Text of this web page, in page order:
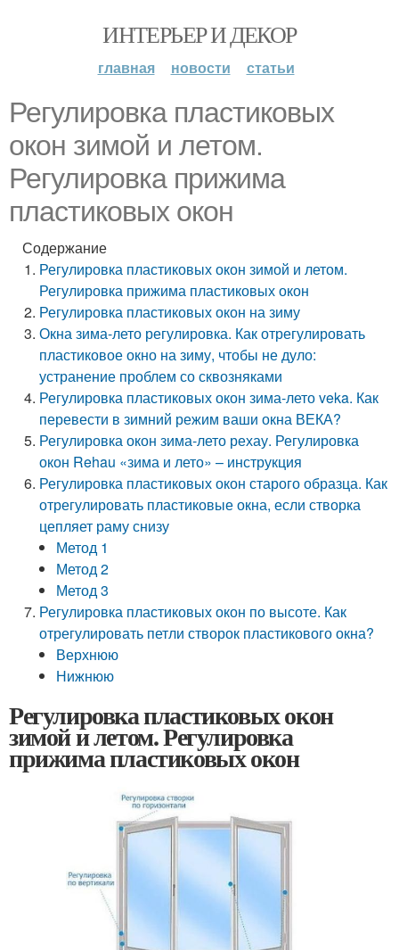
ИНТЕРЬЕР И ДЕКОР
главная новости статьи
Регулировка пластиковых
окон зимой и летом.
Регулировка прижима
пластиковых окон
Содержание
Регулировка пластиковых окон зимой и летом.
Регулировка прижима пластиковых окон
Регулировка пластиковых окон на зиму
Окна зима-лето регулировка. Как отрегулировать
пластиковое окно на зиму, чтобы не дуло:
устранение проблем со сквозняками
Регулировка пластиковых окон зима-лето veka. Как
перевести в зимний режим ваши окна ВЕКА?
Регулировка окон зима-лето рехау. Регулировка
окон Rehau «зима и лето» – инструкция
Регулировка пластиковых окон старого образца. Как
отрегулировать пластиковые окна, если створка
цепляет раму снизу
Метод 1
Метод 2
Метод 3
Регулировка пластиковых окон по высоте. Как
отрегулировать петли створок пластикового окна?
Верхнюю
Нижнюю
Регулировка пластиковых окон
зимой и летом. Регулировка
прижима пластиковых окон